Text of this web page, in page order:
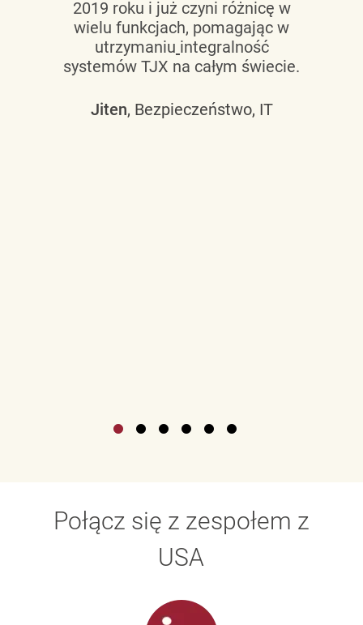
2019 roku i już czyni różnicę w
wielu funkcjach, pomagając w
utrzymaniu integralność
systemów TJX na całym świecie.
Jiten, Bezpieczeństwo, IT
Połącz się z zespołem z
USA